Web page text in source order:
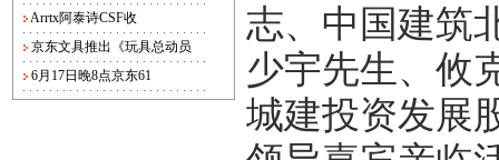
Arrtx阿泰诗CSF收
京东文具推出《玩具总动员
6月17日晚8点京东61
志、中国建筑
少宇先生、攸
城建投资发展